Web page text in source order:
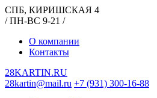
СПБ, КИРИШСКАЯ 4
/ ПН-ВС 9-21 /
О компании
Контакты
28KARTIN.RU
28kartin@mail.ru +7 (931) 300-16-88